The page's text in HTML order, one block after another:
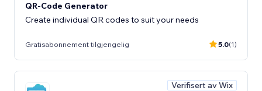
QR-Code Generator
Create individual QR codes to suit your needs
Gratisabonnement tilgjengelig 5.0(1)
Verifisert av Wix